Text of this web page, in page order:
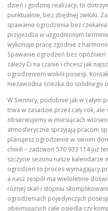
dzień i godzinę realizacji, to
punktualnie, bez zbędnej zwłoki.
spawanie ogrodzenia bez czekania
przyjeżdża w uzgodnionym
wykonuje pracę zgodnie z
Spawanie ogrodzeń bez
zależy Ci na czasie i chcesz jak
ogrodzeniem wokół posesji.
niezawodna ścieżka do solidnego
W Siennicy, podobnie jak w całym
trwa w zasadzie przez cały rok,
obserwujemy w miesiącach
atmosferyczne sprzyjają pracom
planujesz ogrodzenie w swoim
chwili – zadzwoń 570 933 114 już
szczycie sezonu nasze kalendarze
ogrodzeń to proces wymagający
a nasz zespół ma wieloletnie
różnej skali i stopniu
ogrodzeniach pojedynczych
obejmujących całe osiedla czy